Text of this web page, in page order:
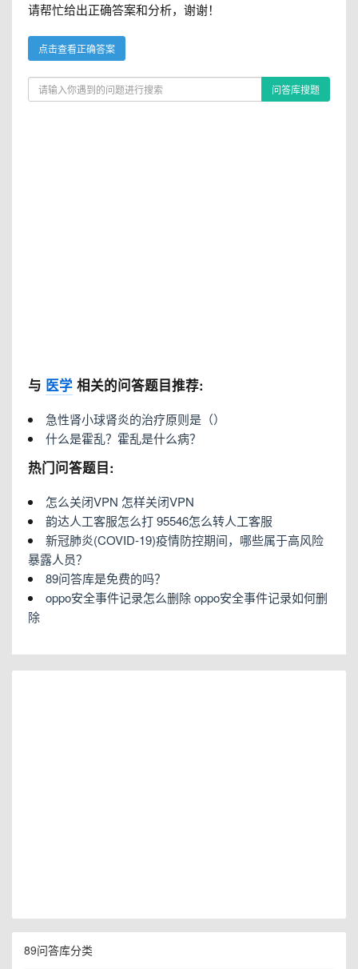
请帮忙给出正确答案和分析，谢谢！
点击查看正确答案
问答库搜题
与 医学 相关的问答题目推荐:
急性肾小球肾炎的治疗原则是（）
什么是霍乱？霍乱是什么病？
热门问答题目:
怎么关闭VPN 怎样关闭VPN
韵达人工客服怎么打 95546怎么转人工客服
新冠肺炎(COVID-19)疫情防控期间，哪些属于高风险
暴露人员？
89问答库是免费的吗？
oppo安全事件记录怎么删除 oppo安全事件记录如何删
除
89问答库分类